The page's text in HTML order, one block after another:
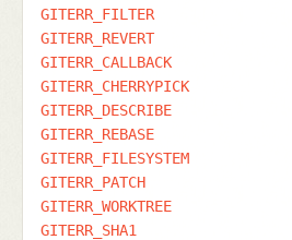
GITERR_FILTER
GITERR_REVERT
GITERR_CALLBACK
GITERR_CHERRYPICK
GITERR_DESCRIBE
GITERR_REBASE
GITERR_FILESYSTEM
GITERR_PATCH
GITERR_WORKTREE
GITERR_SHA1